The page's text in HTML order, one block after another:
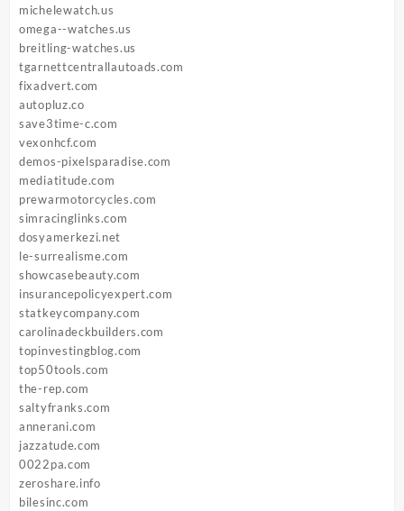
michelewatch.us
omega--watches.us
breitling-watches.us
tgarnettcentrallautoads.com
fixadvert.com
autopluz.co
save3time-c.com
vexonhcf.com
demos-pixelsparadise.com
mediatitude.com
prewarmotorcycles.com
simracinglinks.com
dosyamerkezi.net
le-surrealisme.com
showcasebeauty.com
insurancepolicyexpert.com
statkeycompany.com
carolinadeckbuilders.com
topinvestingblog.com
top50tools.com
the-rep.com
saltyfranks.com
annerani.com
jazzatude.com
0022pa.com
zeroshare.info
bilesinc.com